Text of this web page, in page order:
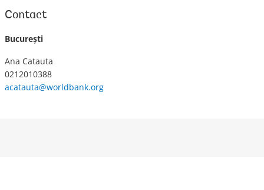
Contact
București
Ana Catauta
0212010388
acatauta@worldbank.org